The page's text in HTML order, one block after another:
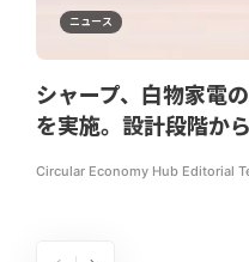
ニュース
シャープ、白物家電
を実施。設計段階か
Circular Economy Hub Editorial